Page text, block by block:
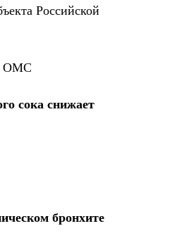
Российской
ОМС
сока снижает
бронхите